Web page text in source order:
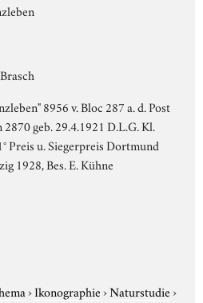
8956 v. Bloc 287 a. d. Post
2870 geb. 29.4.1921 D.L.G. Kl.
Preis u. Siegerpreis Dortmund
1928, Bes. E. Kühne
›Ikonographie›Naturstudie›